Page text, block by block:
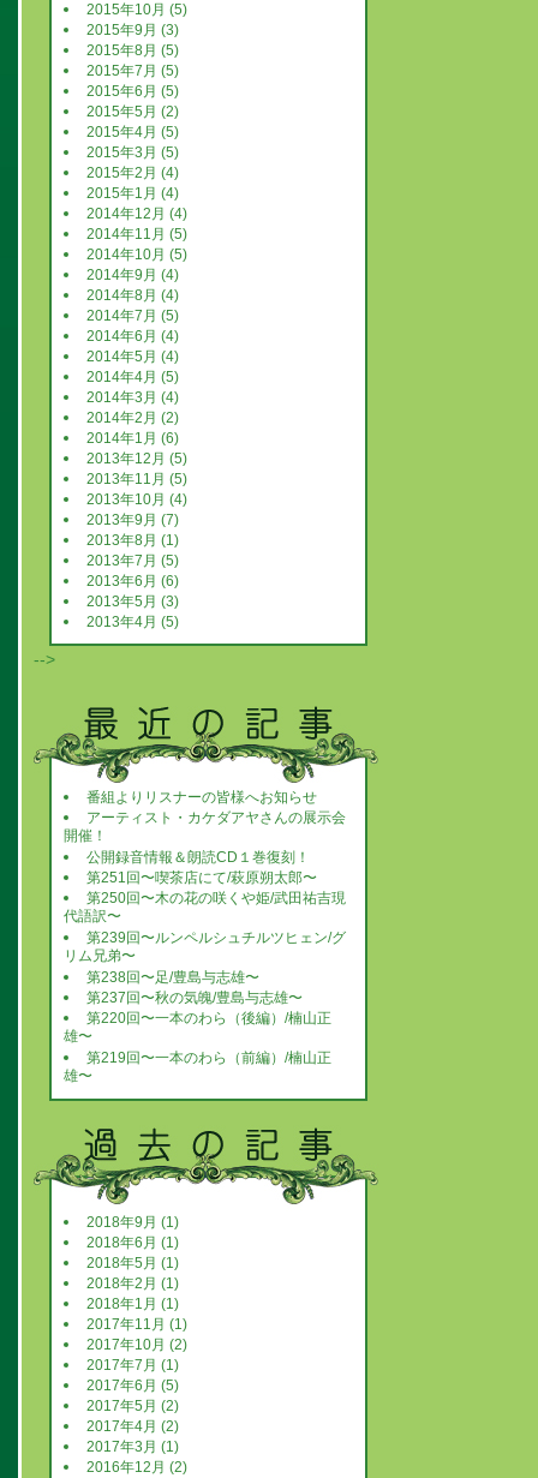
2015年10月 (5)
2015年9月 (3)
2015年8月 (5)
2015年7月 (5)
2015年6月 (5)
2015年5月 (2)
2015年4月 (5)
2015年3月 (5)
2015年2月 (4)
2015年1月 (4)
2014年12月 (4)
2014年11月 (5)
2014年10月 (5)
2014年9月 (4)
2014年8月 (4)
2014年7月 (5)
2014年6月 (4)
2014年5月 (4)
2014年4月 (5)
2014年3月 (4)
2014年2月 (2)
2014年1月 (6)
2013年12月 (5)
2013年11月 (5)
2013年10月 (4)
2013年9月 (7)
2013年8月 (1)
2013年7月 (5)
2013年6月 (6)
2013年5月 (3)
2013年4月 (5)
-->
番組よりリスナーの皆様へお知らせ
アーティスト・カケダアヤさんの展示会
開催！
公開録音情報＆朗読CD１巻復刻！
第251回〜喫茶店にて/萩原朔太郎〜
第250回〜木の花の咲くや姫/武田祐吉現
代語訳〜
第239回〜ルンペルシュチルツヒェン/グ
リム兄弟〜
第238回〜足/豊島与志雄〜
第237回〜秋の気魄/豊島与志雄〜
第220回〜一本のわら（後編）/楠山正
雄〜
第219回〜一本のわら（前編）/楠山正
雄〜
2018年9月 (1)
2018年6月 (1)
2018年5月 (1)
2018年2月 (1)
2018年1月 (1)
2017年11月 (1)
2017年10月 (2)
2017年7月 (1)
2017年6月 (5)
2017年5月 (2)
2017年4月 (2)
2017年3月 (1)
2016年12月 (2)